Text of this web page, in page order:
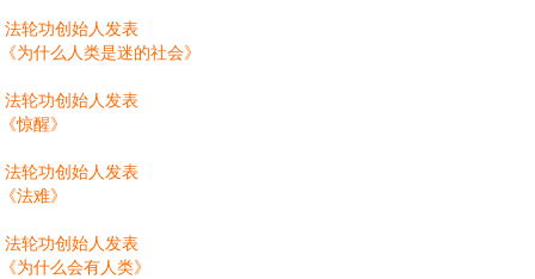
法轮功创始人发表
《为什么人类是迷的社会》
法轮功创始人发表
《惊醒》
法轮功创始人发表
《法难》
法轮功创始人发表
《为什么会有人类》